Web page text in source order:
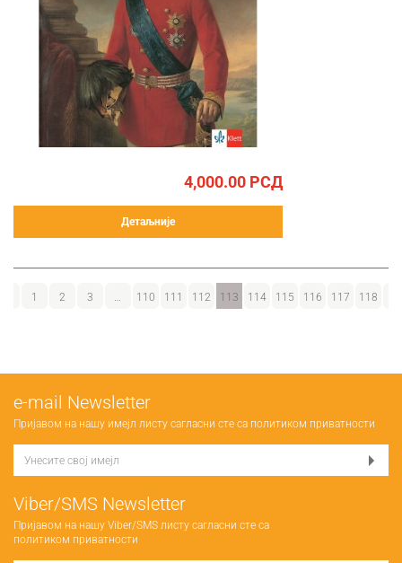
4,000.00 РСД
Детаљније
1 2 3 110 111 112 113 114 115 116 117 118
е-mail Newsletter
Пријавом на нашу имејл листу сагласни сте са политиком приватности
Viber/SMS Newsletter
Пријавом на нашу Viber/SMS листу сагласни сте са
политиком приватности